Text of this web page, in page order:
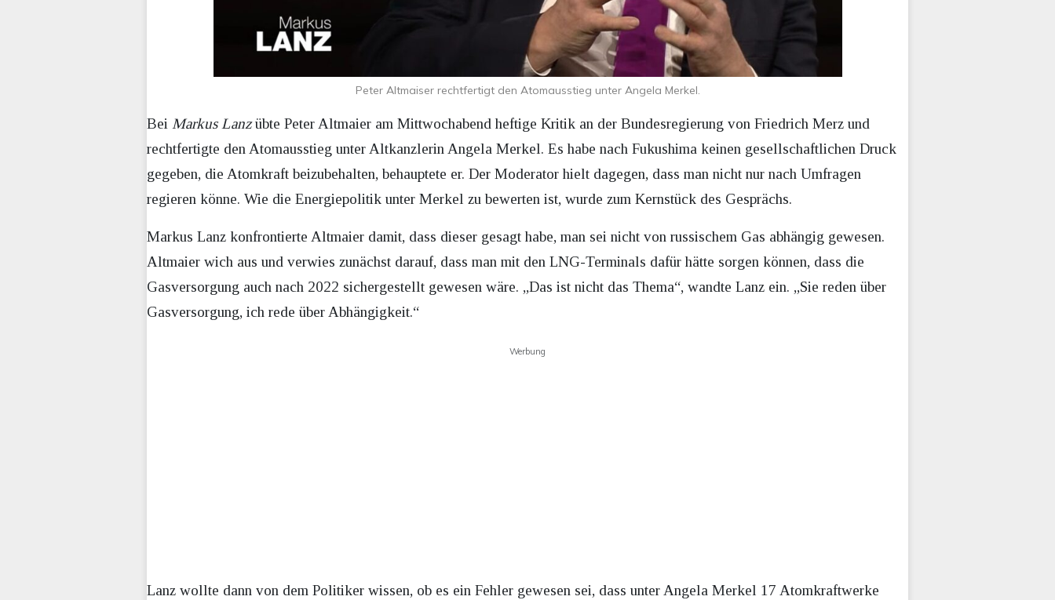
Peter Altmaiser rechtfertigt den Atomausstieg unter Angela Merkel.
Bei Markus Lanzübte Peter Altmaier am Mittwochabend heftige Kritik an der Bundesregierung von Friedrich Merz und
rechtfertigte den Atomausstieg unter Altkanzlerin Angela Merkel. Es habe nach Fukushima keinen gesellschaftlichen Druck
gegeben, die Atomkraft beizubehalten, behauptete er. Der Moderator hielt dagegen, dass man nicht nur nach Umfragen
regieren könne. Wie die Energiepolitik unter Merkel zu bewerten ist, wurde zum Kernstück des Gesprächs.
Markus Lanz konfrontierte Altmaier damit, dass dieser gesagt habe, man sei nicht von russischem Gas abhängig gewesen.
Altmaier wich aus und verwies zunächst darauf, dass man mit den LNG-Terminals dafür hätte sorgen können, dass die
Gasversorgung auch nach 2022 sichergestellt gewesen wäre. „Das ist nicht das Thema“, wandte Lanz ein. „Sie reden über
Gasversorgung, ich rede über Abhängigkeit.“
Werbung
Lanz wollte dann von dem Politiker wissen, ob es ein Fehler gewesen sei, dass unter Angela Merkel 17 Atomkraftwerke